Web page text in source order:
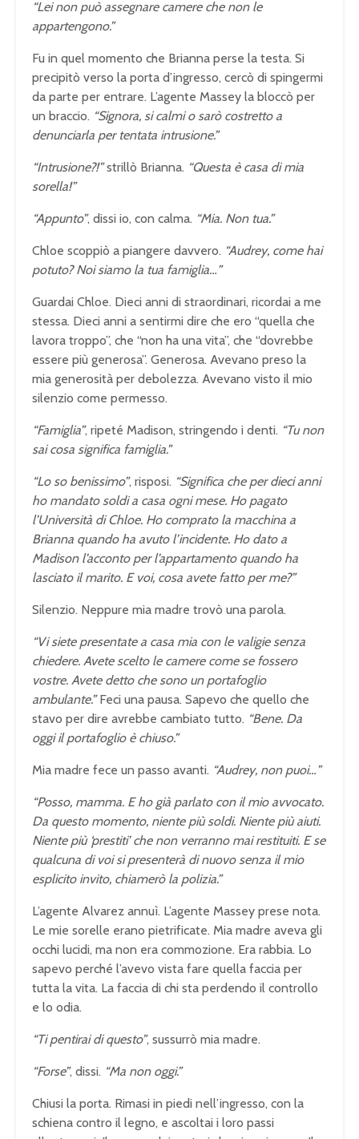
“Lei non può assegnare camere che non le
appartengono.”
Fu in quel momento che Brianna perse la testa. Si
precipitò verso la porta d’ingresso, cercò di spingermi
da parte per entrare. L’agente Massey la bloccò per
un braccio. “Signora, si calmi o sarò costretto a
denunciarla per tentata intrusione.”
“Intrusione?!”strillò Brianna. “Questa è casa di mia
sorella!”
“Appunto”, dissi io, con calma. “Mia. Non tua.”
Chloe scoppiò a piangere davvero. “Audrey, come hai
potuto? Noi siamo la tua famiglia…”
Guardai Chloe. Dieci anni di straordinari, ricordai a me
stessa. Dieci anni a sentirmi dire che ero “quella che
lavora troppo”, che “non ha una vita”, che “dovrebbe
essere più generosa”. Generosa. Avevano preso la
mia generosità per debolezza. Avevano visto il mio
silenzio come permesso.
“Famiglia”, ripeté Madison, stringendo i denti. “Tu non
sai cosa significa famiglia.”
“Lo so benissimo”, risposi. “Significa che per dieci anni
ho mandato soldi a casa ogni mese. Ho pagato
l’Università di Chloe. Ho comprato la macchina a
Brianna quando ha avuto l’incidente. Ho dato a
Madison l’acconto per l’appartamento quando ha
lasciato il marito. E voi, cosa avete fatto per me?”
Silenzio. Neppure mia madre trovò una parola.
“Vi siete presentate a casa mia con le valigie senza
chiedere. Avete scelto le camere come se fossero
vostre. Avete detto che sono un portafoglio
ambulante.”Feci una pausa. Sapevo che quello che
stavo per dire avrebbe cambiato tutto. “Bene. Da
oggi il portafoglio è chiuso.”
Mia madre fece un passo avanti. “Audrey, non puoi…”
“Posso, mamma. E ho già parlato con il mio avvocato.
Da questo momento, niente più soldi. Niente più aiuti.
Niente più ‘prestiti’ che non verranno mai restituiti. E se
qualcuna di voi si presenterà di nuovo senza il mio
esplicito invito, chiamerò la polizia.”
L’agente Alvarez annuì. L’agente Massey prese nota.
Le mie sorelle erano pietrificate. Mia madre aveva gli
occhi lucidi, ma non era commozione. Era rabbia. Lo
sapevo perché l’avevo vista fare quella faccia per
tutta la vita. La faccia di chi sta perdendo il controllo
e lo odia.
“Ti pentirai di questo”, sussurrò mia madre.
“Forse”, dissi. “Ma non oggi.”
Chiusi la porta. Rimasi in piedi nell’ingresso, con la
schiena contro il legno, e ascoltai i loro passi